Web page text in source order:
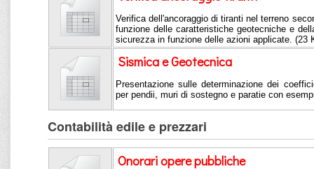
Verifica dell'ancoraggio di tiranti nel terreno
funzione delle caratteristiche geotecniche e
sicurezza in funzione delle azioni applicate. (23
Sismica e Geotecnica
Presentazione sulle determinazione dei
per pendii, muri di sostegno e paratie con
Contabilità edile e prezzari
Onorari opere pubbliche